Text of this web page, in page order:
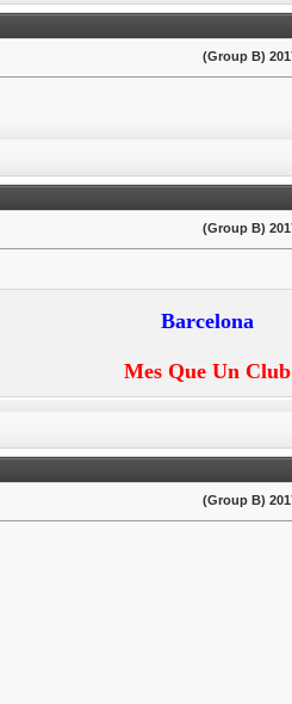
Barcelona
Mes Que Un Club